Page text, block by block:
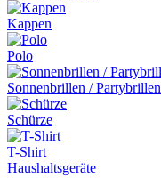
Kappen
Polo
Sonnenbrillen / Partybrillen
Schürze
T-Shirt
Haushaltsgeräte